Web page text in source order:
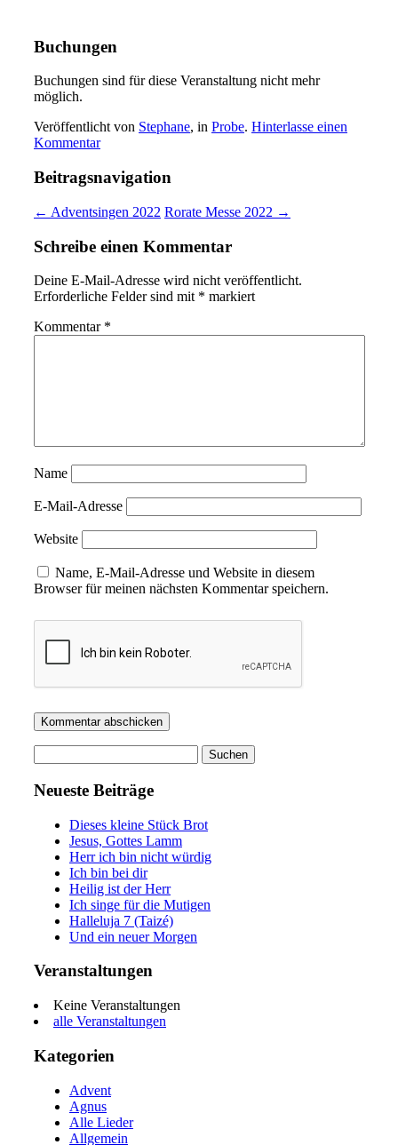
Buchungen
Buchungen sind für diese Veranstaltung nicht mehr
möglich.
Veröffentlicht von Stephane, in Probe. Hinterlasse einen
Kommentar
Beitragsnavigation
← Adventsingen 2022 Rorate Messe 2022 →
Schreibe einen Kommentar
Deine E-Mail-Adresse wird nicht veröffentlicht.
Erforderliche Felder sind mit * markiert
Kommentar *
Name
E-Mail-Adresse
Website
Name, E-Mail-Adresse und Website in diesem
Browser für meinen nächsten Kommentar speichern.
nach:
Neueste Beiträge
Dieses kleine Stück Brot
Jesus, Gottes Lamm
Herr ich bin nicht würdig
Ich bin bei dir
Heilig ist der Herr
Ich singe für die Mutigen
Halleluja 7 (Taizé)
Und ein neuer Morgen
Veranstaltungen
Keine Veranstaltungen
alle Veranstaltungen
Kategorien
Advent
Agnus
Alle Lieder
Allgemein